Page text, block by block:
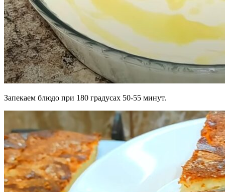
Запекаем блюдо при 180 градусах 50-55 минут.